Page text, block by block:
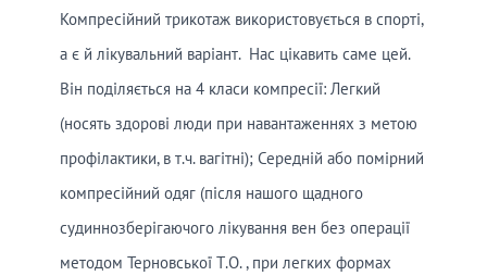
Компресійний трикотаж використовується в спорті,
а є й лікувальний варіант. Нас цікавить саме цей.
Він поділяється на 4 класи компресії: Легкий
(носять здорові люди при навантаженнях з метою
профілактики, в т.ч. вагітні); Середній або помірний
компресійний одяг (після нашого щадного
судиннозберігаючого лікування вен без операції
методом Терновської Т.О. , при легких формах